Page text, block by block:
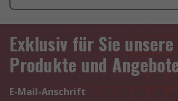
Exklusiv für Sie
Produkte und
E-Mail-Anschrift